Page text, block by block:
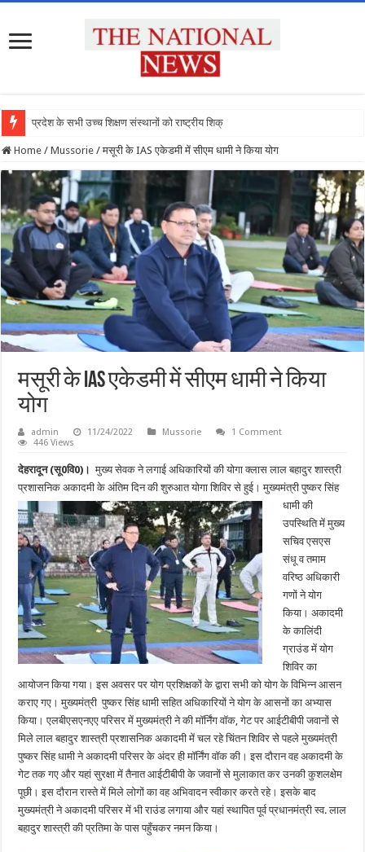
प्रदेश के सभी उच्च शिक्षण संस्थानों को राष्ट्रीय शिक्षा नीति के अ
Home / Mussorie / मसूरी के IAS एकेडमी में सीएम धामी ने किया योग
मसूरी के IAS एकेडमी में सीएम धामी ने किया
योग
admin 11/24/2022 Mussorie
1 Comment
446 Views
देहरादून (सू0वि0)।मुख्य सेवक ने लगाई अधिकारियों की योगा क्लास लाल बहादुर शास्त्री
प्रशासनिक अकादमी के अंतिम दिन की शुरुआत योगा शिविर से हुई।मुख्यमंत्री पुष्कर सिंह
धामी की
उपस्थिति में मुख्य
सचिव एसएस
संधू व तमाम
वरिष्ठ अधिकारी
गणों ने योग
किया। अकादमी
के कालिंदी
ग्राउंड में योग
शिविर का
आयोजन किया गया। इस अवसर पर योग प्रशिक्षकों के द्वारा सभी को योग के विभिन्न आसन
कराए गए। मुख्यमंत्री पुष्कर सिंह धामी सहित अधिकारियों ने योग के आसनों का अभ्यास
किया। एलबीएसएनएए परिसर में मुख्यमंत्री ने की मॉर्निंग वॉक, गेट पर आईटीबीपी जवानों से
मिले लाल बहादुर शास्त्री प्रशासनिक अकादमी में चल रहे चिंतन शिविर से पहले मुख्यमंत्री
पुष्कर सिंह धामी ने अकादमी परिसर के अंदर ही मॉर्निंग वॉक की। इस दौरान वह अकादमी के
गेट तक गए और यहां सुरक्षा में तैनात आईटीबीपी के जवानों से मुलाकात कर उनकी कुशलक्षेम
पूछी। इस दौरान रास्ते में मिले लोगों का वह अभिवादन स्वीकार करते रहे। इसके बाद
मुख्यमंत्री ने अकादमी परिसर में भी राउंड लगाया और यहां स्थापित पूर्व प्रधानमंत्री स्व. लाल
बहादुर शास्त्री की प्रतिमा के पास पहुँचकर नमन किया।